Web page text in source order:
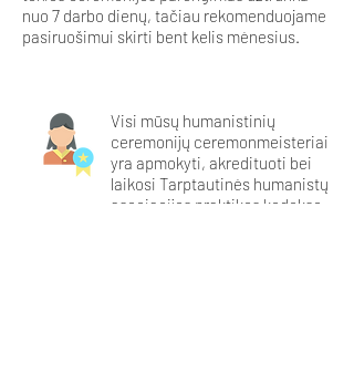
nuo 7 darbo dienų, tačiau rekomenduojame
pasiruošimui skirti bent kelis mėnesius.
Visi mūsų humanistinių
ceremonijų ceremonmeisteriai
yra apmokyti, akredituoti bei
laikosi Tarptautinės humanistų
asociacijos praktikos kodekso.